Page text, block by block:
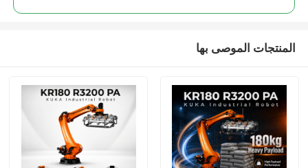
المنتجات الموصى بها